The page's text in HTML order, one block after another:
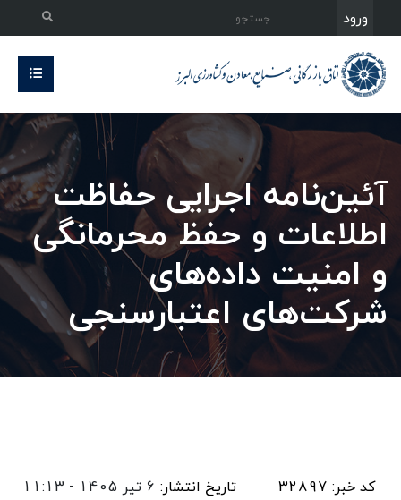
ورود
آئین‌نامه اجرایی حفاظت
اطلاعات و حفظ محرمانگی
و امنیت داده‌های
شرکت‌های اعتبارسنجی
کد خبر: 32897 تاریخ انتشار: 6 تیر 1405 - 11:13